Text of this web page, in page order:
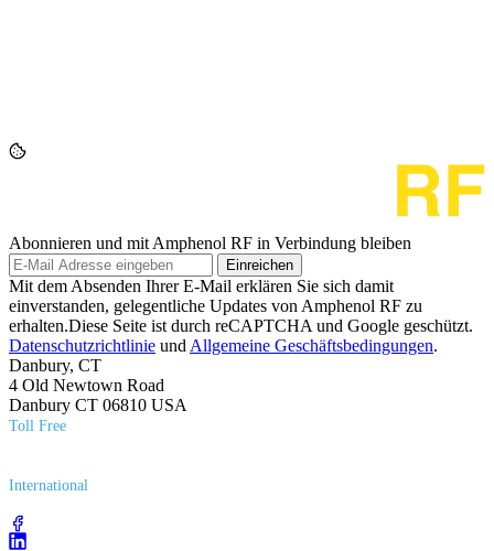
Abonnieren und mit Amphenol RF in Verbindung bleiben
Einreichen
Mit dem Absenden Ihrer E-Mail erklären Sie sich damit
einverstanden, gelegentliche Updates von Amphenol RF zu
erhalten.Diese Seite ist durch reCAPTCHA und Google geschützt.
Datenschutzrichtlinie und Allgemeine Geschäftsbedingungen.
Danbury, CT
4 Old Newtown Road
Danbury CT 06810 USA
Toll Free
International